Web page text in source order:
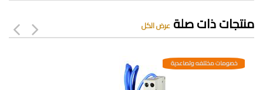
منتجات ذات صلة عرض الكل
خصومات مختلفه وتصاعدية